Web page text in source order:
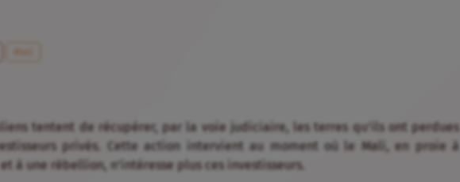
Mali
tentent de récupérer, par la voie judiciaire, les terres qu’ils ont perdues
privés. Cette action intervient au moment où le Mali, en proie à
à une rébellion, n’intéresse plus ces investisseurs.